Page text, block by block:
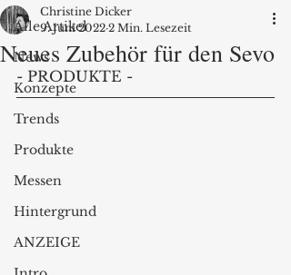
Alle Artikel
News
Konzepte
Trends
Produkte
Messen
Hintergrund
ANZEIGE
Neues Zubehör für den Sevo
Christine Dicker
9. Juni 2022 2 Min. Lesezeit
- PRODUKTE -